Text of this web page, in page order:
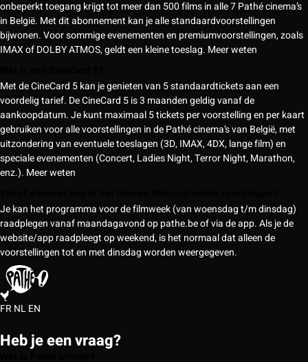
onbeperkt toegang krijgt tot meer dan 500 films in alle 7 Pathé cinema’s
in België. Met dit abonnement kan je alle standaardvoorstellingen
bijwonen. Voor sommige evenementen en premiumvoorstellingen, zoals
IMAX of DOLBY ATMOS, geldt een kleine toeslag. Meer weten
Met de CineCard 5 kan je genieten van 5 standaardtickets aan een
voordelig tarief. De CineCard 5 is 3 maanden geldig vanaf de
aankoopdatum. Je kunt maximaal 5 tickets per voorstelling en per kaart
gebruiken voor alle voorstellingen in de Pathé cinema’s van België, met
uitzondering van eventuele toeslagen (3D, IMAX, 4DX, lange film) en
speciale evenementen (Concert, Ladies Night, Terror Night, Marathon,
enz.). Meer weten
Je kan het programma voor de filmweek (van woensdag t/m dinsdag)
raadplegen vanaf maandagavond op pathe.be of via de app. Als je de
website/app raadpleegt op weekend, is het normaal dat alleen de
voorstellingen tot en met dinsdag worden weergegeven.
FRNLEN
Heb je een vraag?